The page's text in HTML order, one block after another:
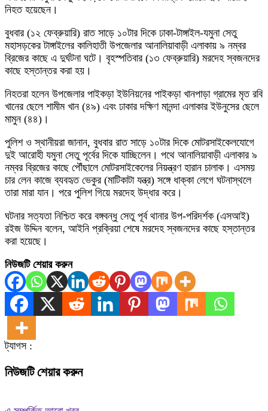
নিহত হয়েছেন।
বুধবার (১২ ফেব্রুয়ারি) রাত সাড়ে ১০টার দিকে ঢাকা-টাঙ্গাইল-যমুনা সেতু
মহাসড়কের টাঙ্গাইলের কালিহাতী উপজেলার আনালিয়াবাড়ী এলাকায় ৯ নম্বর
ব্রিজের কাছে এ দুর্ঘটনা ঘটে। বৃহস্পতিবার (১৩ ফেব্রুয়ারি) মরদেহ স্বজনদের
কাছে হস্তান্তর করা হয়।
নিহতরা হলেন উপজেলার পাইকড়া ইউনিয়নের পাইকড়া খানপাড়া গ্রামের মৃত রবি
খানের ছেলে শামীম খান (৪৯) এবং ঢাকার দক্ষিণ মানন্দা এলাকার ইউনুসের ছেলে
মামুন (৪৪)।
পুলিশ ও স্থানীয়রা জানান, বুধবার রাত সাড়ে ১০টার দিকে মোটরসাইকেলযোগে
দুই আরোহী যমুনা সেতু পূর্বের দিকে যাচ্ছিলেন। পথে আনালিয়াবাড়ী এলাকার ৯
নম্বর ব্রিজের কাছে পৌঁছালে মোটরসাইকেলের নিয়ন্ত্রণ হারান চালাক। এসময়
চার লেন কাজে ব্যবহৃত ভেকুর (মাটিকাটা যন্ত্র) সঙ্গে ধাক্কা লেগে ঘটনাস্থলে
তারা মারা যান। পরে পুলিশ গিয়ে মরদেহ উদ্ধার করে।
ঘটনার সত্যতা নিশ্চিত করে বঙ্গবন্ধু সেতু পূর্ব থানার উপ-পরিদর্শক (এসআই)
রইজ উদ্দিন বলেন, আইনি প্রক্রিয়া শেষে মরদেহ স্বজনদের কাছে হস্তান্তর
করা হয়েছে।
নিউজটি শেয়ার করুন
ট্যাগস :
নিউজটি শেয়ার করুন